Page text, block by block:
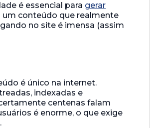
é essencial para gerar
um conteúdo que realmente
no site é imensa (assim
é único na internet.
indexadas e
centenas falam
é enorme, o que exige
.